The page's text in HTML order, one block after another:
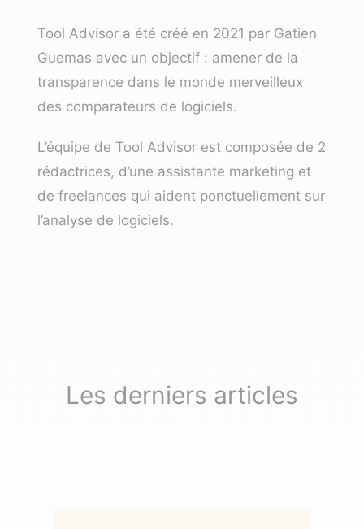
Tool Advisor a été créé en 2021 par Gatien
Guemas avec un objectif : amener de la
transparence dans le monde merveilleux
des comparateurs de logiciels.
L’équipe de Tool Advisor est composée de 2
rédactrices, d’une assistante marketing et
de freelances qui aident ponctuellement sur
l’analyse de logiciels.
Les derniers articles